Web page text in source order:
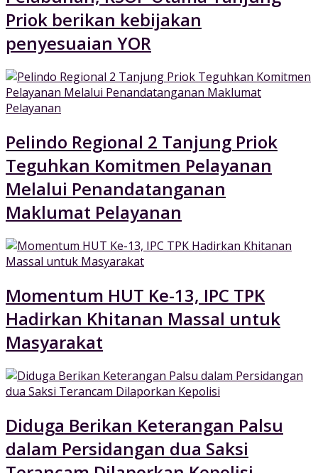
Priok berikan kebijakan
penyesuaian YOR
Pelindo Regional 2 Tanjung Priok
Teguhkan Komitmen Pelayanan
Melalui Penandatanganan
Maklumat Pelayanan
Momentum HUT Ke-13, IPC TPK
Hadirkan Khitanan Massal untuk
Masyarakat
Diduga Berikan Keterangan Palsu
dalam Persidangan dua Saksi